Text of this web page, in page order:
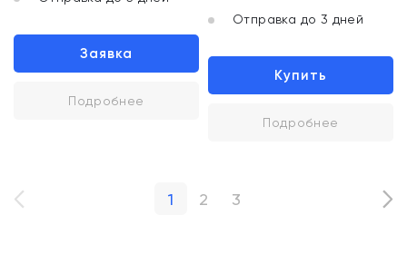
Заявка
Подробнее
Отправка до 3 дней
Купить
Подробнее
1 2 3